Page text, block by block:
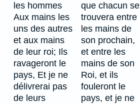
les hommes
Aux mains les
uns des autres
et aux mains
de leur roi; Ils
ravageront le
pays, Et je ne
délivrerai pas
de leurs
que chacun se
trouvera entre
les mains de
son prochain,
et entre les
mains de son
Roi, et ils
fouleront le
pays, et je ne